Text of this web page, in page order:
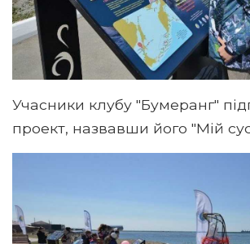
Учасники клубу "Бумеранг"
проект, назвавши його "Мій